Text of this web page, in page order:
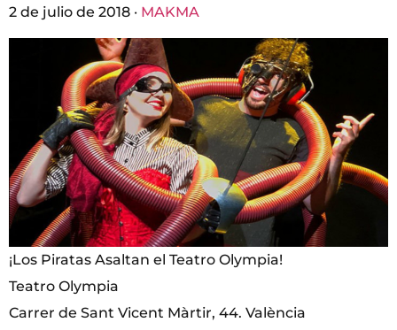
2 de julio de 2018 · MAKMA
¡Los Piratas Asaltan el Teatro Olympia!
Teatro Olympia
Carrer de Sant Vicent Màrtir, 44. València